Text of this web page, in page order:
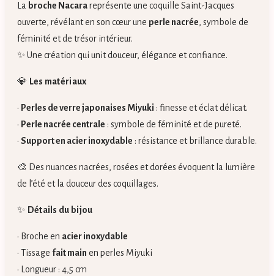
La broche Nacarareprésente une coquille Saint-Jacques
ouverte, révélant en son cœur une perle nacrée, symbole de
féminité et de trésor intérieur.
✨ Une création qui unit douceur, élégance et confiance.
💎 Les matériaux
• Perles de verre japonaises Miyuki : finesse et éclat délicat.
• Perle nacrée centrale : symbole de féminité et de pureté.
• Support en acier inoxydable : résistance et brillance durable.
🎨 Des nuances nacrées, rosées et dorées évoquent la lumière
de l’été et la douceur des coquillages.
✨ Détails du bijou
• Broche en acier inoxydable
• Tissage fait main en perles Miyuki
• Longueur : 4,5 cm